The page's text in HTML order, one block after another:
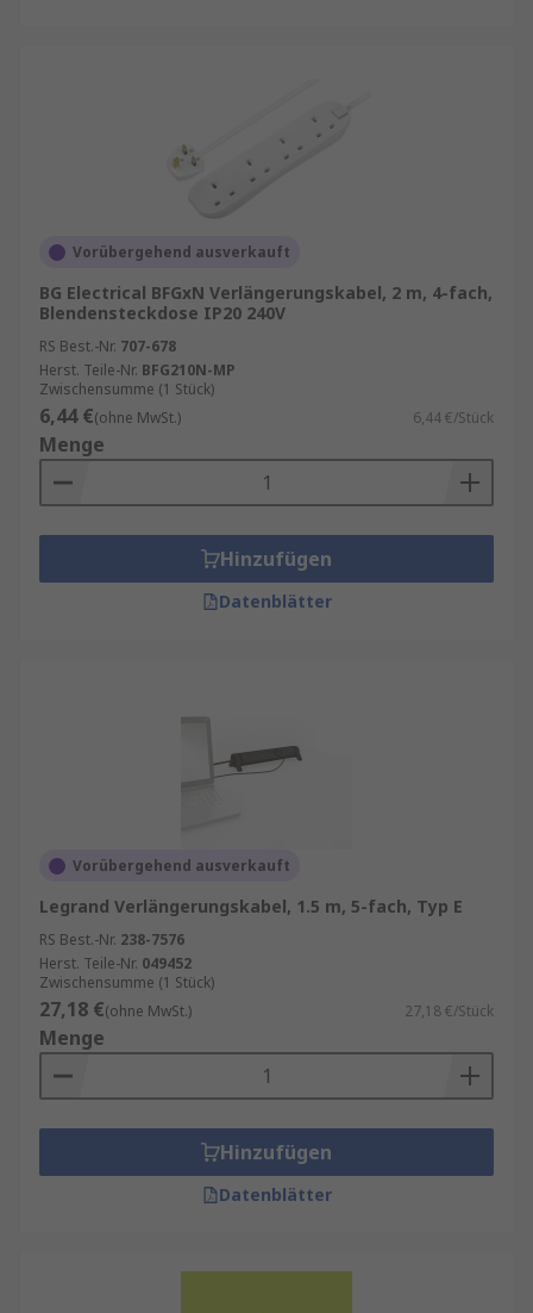
Vorübergehend ausverkauft
BG Electrical BFGxN Verlängerungskabel, 2 m, 4-fach,
Blendensteckdose IP20 240V
RS Best.-Nr. 707-678
Herst. Teile-Nr. BFG210N-MP
Zwischensumme (1 Stück)
6,44 €(ohne MwSt.) 6,44 €/Stück
Menge
Hinzufügen
Datenblätter
Vorübergehend ausverkauft
Legrand Verlängerungskabel, 1.5 m, 5-fach, Typ E
RS Best.-Nr. 238-7576
Herst. Teile-Nr. 049452
Zwischensumme (1 Stück)
27,18 €(ohne MwSt.) 27,18 €/Stück
Menge
Hinzufügen
Datenblätter